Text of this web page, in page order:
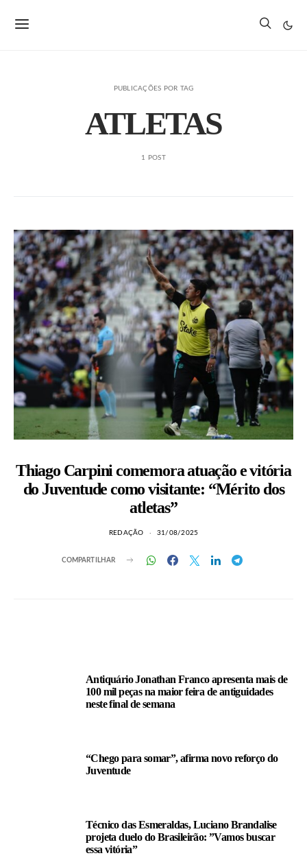
PUBLICAÇÕES POR TAG
ATLETAS
1 POST
Thiago Carpini comemora atuação e vitória
do Juventude como visitante: “Mérito dos
atletas”
REDAÇÃO 31/08/2025
COMPARTILHAR
Antiquário Jonathan Franco apresenta mais de
100 mil peças na maior feira de antiguidades
neste final de semana
“Chego para somar”, afirma novo reforço do
Juventude
Técnico das Esmeraldas, Luciano Brandalise
projeta duelo do Brasileirão: ”Vamos buscar
essa vitória”